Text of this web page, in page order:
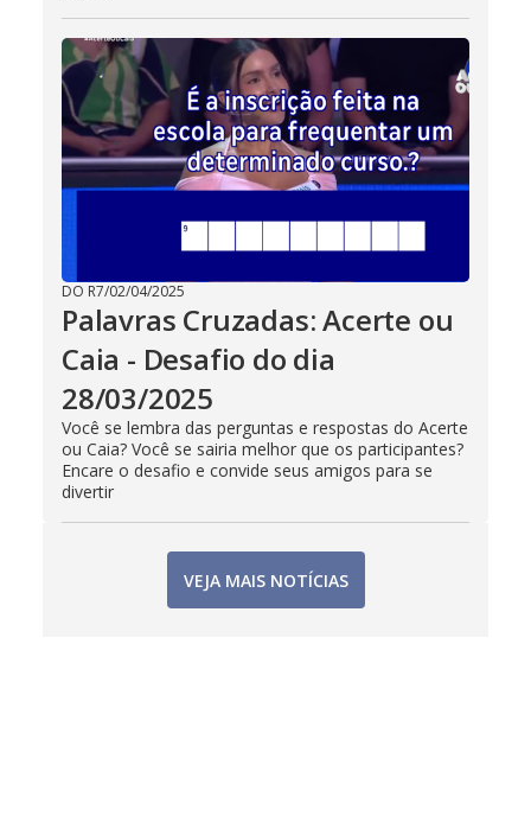
DO R7/02/04/2025
Palavras Cruzadas: Acerte ou
Caia - Desafio do dia
28/03/2025
Você se lembra das perguntas e respostas do Acerte
ou Caia? Você se sairia melhor que os participantes?
Encare o desafio e convide seus amigos para se
divertir
VEJA MAIS NOTÍCIAS